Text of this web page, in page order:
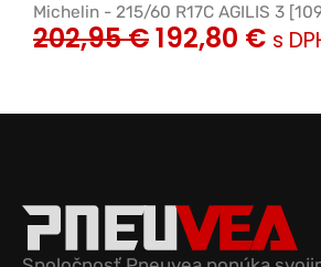
Michelin - 215/60 R17C AGILIS 3
202,95€192,80 € s